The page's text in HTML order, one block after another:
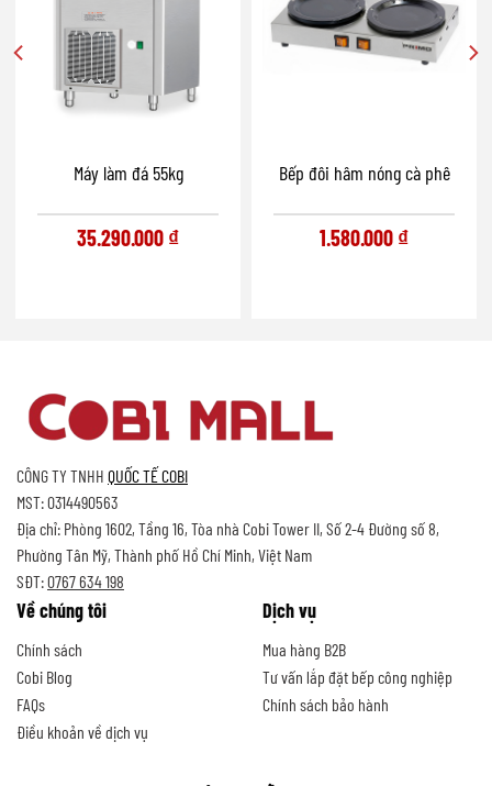
Máy làm đá 55kg
35.290.000 ₫
Bếp đôi hâm nóng cà phê
1.580.000 ₫
CÔNG TY TNHH QUỐC TẾ COBI
MST: 0314490563
Địa chỉ: Phòng 1602, Tầng 16, Tòa nhà Cobi Tower II, Số 2-4 Đường số 8,
Phường Tân Mỹ, Thành phố Hồ Chí Minh, Việt Nam
SĐT:0767 634 198
Về chúng tôi
Chính sách
Cobi Blog
FAQs
Điều khoản về dịch vụ
Dịch vụ
Mua hàng B2B
Tư vấn lắp đặt bếp công nghiệp
Chính sách bảo hành